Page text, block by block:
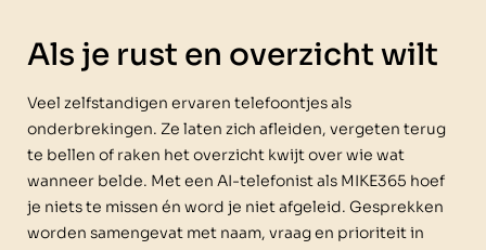
Als je rust en overzicht wilt
Veel zelfstandigen ervaren telefoontjes als
onderbrekingen. Ze laten zich afleiden, vergeten terug
te bellen of raken het overzicht kwijt over wie wat
wanneer belde. Met een AI-telefonist als MIKE365 hoef
je niets te missen én word je niet afgeleid. Gesprekken
worden samengevat met naam, vraag en prioriteit in